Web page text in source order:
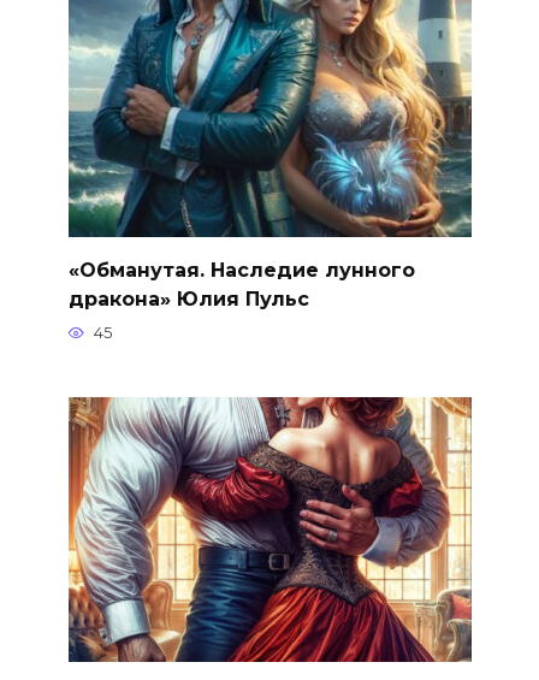
«Обманутая. Наследие лунного
дракона» Юлия Пульс
45